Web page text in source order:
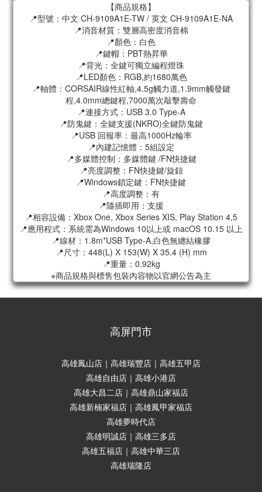
【商品規格】
📍型號：中文 CH-9109A1E-TW / 英文 CH-9109A1E-NA
📍消音材質：雙層高密度消音棉
📍顏色：白色
📍鍵帽：PBT熱昇華
📍背光：全鍵可獨立編程燈珠
📍LED顏色：RGB,約1680萬色
📍軸體：CORSAIR線性紅軸,4.5g觸力道,1.9mm觸發鍵
程,4.0mm總鍵程,7000萬次敲擊壽命
📍連接方式：USB 3.0 Type-A
📍防鬼鍵：全鍵支援(NKRO)全鍵防鬼鍵
📍USB 回報率：最高1000Hz輪率
📍內建記憶體：5組設定
📍多媒體控制：多媒體鍵 /FN快捷鍵
📍亮度調整：FN快捷鍵/旋鈕
📍Windows鎖定鍵：FN快捷鍵
📍高度調整：有
📍隨插即用：支援
📍相容設備：Xbox One, Xbox Series XIS, Play Station 4,5
📍應用程式：系統需為Windows 10以上或 macOS 10.15 以上
📍線材：1.8m*USB Type-A,白色無纏結橡膠
📍尺寸：448(L) X 153(W) X 35.4 (H) mm
📍重量：0.92kg
※商品規格與標售包裝內容物以官網公告為主
高屏門市
高雄鳳山店｜高雄瑞豐店｜高雄五甲店
高雄自由店｜高雄小港店
高雄大昌二店｜高雄鼎山家福店
高雄新楠家福店｜高雄鳳甲家福店
高雄夢時代店
高雄明誠店｜高雄三多店
高雄五福店｜高雄中華三店
高雄瑞隆店